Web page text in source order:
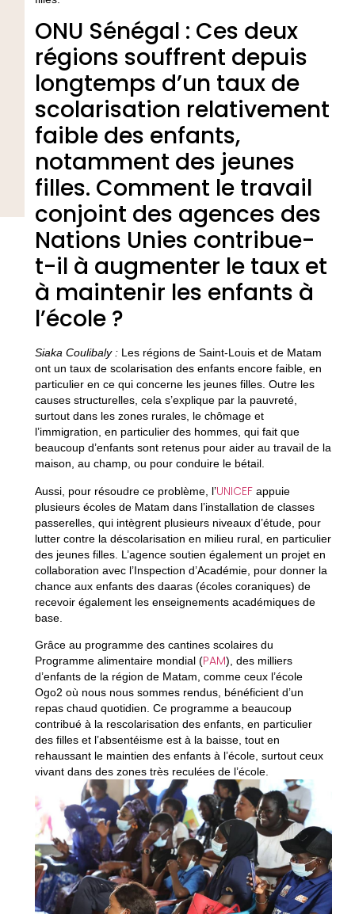
ONU Sénégal : Ces deux
régions souffrent depuis
longtemps d’un taux de
scolarisation relativement
faible des enfants,
notamment des jeunes
filles. Comment le travail
conjoint des agences des
Nations Unies contribue-
t-il à augmenter le taux et
à maintenir les enfants à
l’école ?
Siaka Coulibaly : Les régions de Saint-Louis et de Matam
ont un taux de scolarisation des enfants encore faible, en
particulier en ce qui concerne les jeunes filles. Outre les
causes structurelles, cela s’explique par la pauvreté,
surtout dans les zones rurales, le chômage et
l’immigration, en particulier des hommes, qui fait que
beaucoup d’enfants sont retenus pour aider au travail de la
maison, au champ, ou pour conduire le bétail.
Aussi, pour résoudre ce problème, l’UNICEFappuie
plusieurs écoles de Matam dans l’installation de classes
passerelles, qui intègrent plusieurs niveaux d’étude, pour
lutter contre la déscolarisation en milieu rural, en particulier
des jeunes filles. L’agence soutien également un projet en
collaboration avec l’Inspection d’Académie, pour donner la
chance aux enfants des daaras (écoles coraniques) de
recevoir également les enseignements académiques de
base.
Grâce au programme des cantines scolaires du
Programme alimentaire mondial (PAM), des milliers
d’enfants de la région de Matam, comme ceux l’école
Ogo2 où nous nous sommes rendus, bénéficient d’un
repas chaud quotidien. Ce programme a beaucoup
contribué à la rescolarisation des enfants, en particulier
des filles et l’absentéisme est à la baisse, tout en
rehaussant le maintien des enfants à l’école, surtout ceux
vivant dans des zones très reculées de l’école.